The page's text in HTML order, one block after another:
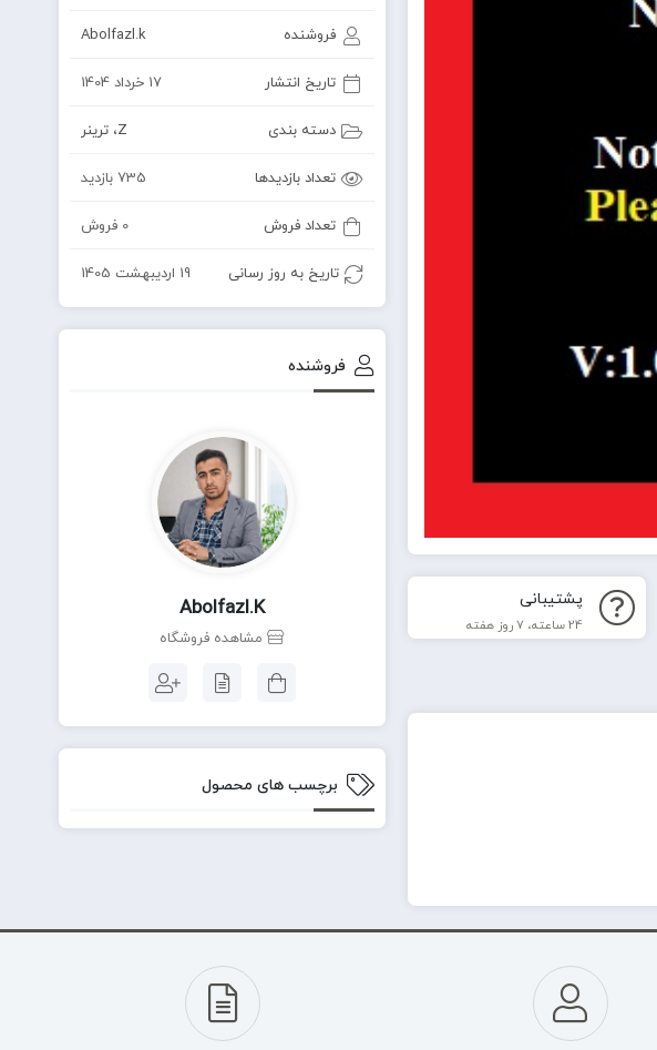
پشتیبانی
24 ساعته، 7 روز هفته
فروشنده Abolfazl.k
تاریخ انتشار 17 خرداد 1404
دسته بندی Z، ترینر
تعداد بازدیدها 735 بازدید
تعداد فروش 0 فروش
تاریخ به روز رسانی 19 اردیبهشت 1405
فروشنده
Abolfazl.k
مشاهده فروشگاه
برچسب های محصول